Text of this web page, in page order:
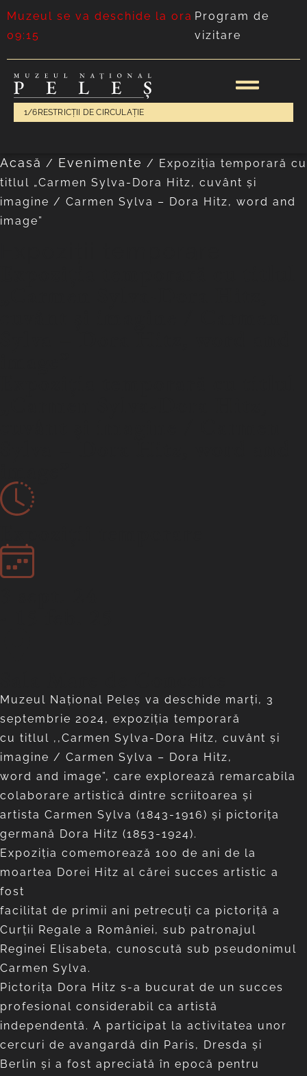
Muzeul se va deschide la ora
09:15
Program de
vizitare
1/6 RESTRICȚII DE CIRCULAȚIE
Acasă / Evenimente / Expoziția temporară cu
titlul „Carmen Sylva-Dora Hitz, cuvânt și
imagine / Carmen Sylva – Dora Hitz, word and
image”
Muzeul Național Peleș va deschide marți, 3
septembrie 2024, expoziția temporară
cu titlul ,,Carmen Sylva-Dora Hitz, cuvânt și
imagine / Carmen Sylva – Dora Hitz,
word and image”, care explorează remarcabila
colaborare artistică dintre scriitoarea și
artista Carmen Sylva (1843-1916) și pictorița
germană Dora Hitz (1853-1924).
Expoziția comemorează 100 de ani de la
moartea Dorei Hitz al cărei succes artistic a
fost
facilitat de primii ani petrecuți ca pictoriță a
Curții Regale a României, sub patronajul
Reginei Elisabeta, cunoscută sub pseudonimul
Carmen Sylva.
Pictorița Dora Hitz s-a bucurat de un succes
profesional considerabil ca artistă
independentă. A participat la activitatea unor
cercuri de avangardă din Paris, Dresda și
Berlin și a fost apreciată în epocă pentru